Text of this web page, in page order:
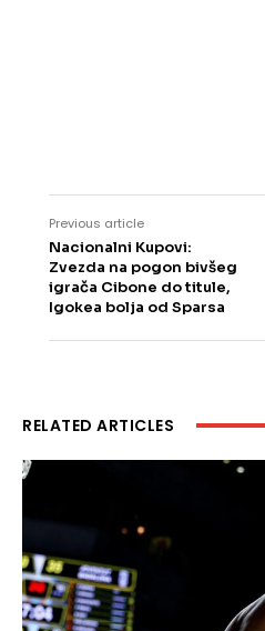
Previous article
Nacionalni Kupovi:
Zvezda na pogon bivšeg
igrača Cibone do titule,
Igokea bolja od Sparsa
RELATED ARTICLES